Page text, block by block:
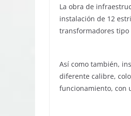
La obra de
instalación de 12
transformadores tipo
Así como también,
diferente calibre,
funcionamiento, con